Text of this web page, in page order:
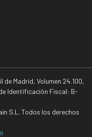
Madrid, Volumen 24.100,
Identificación Fiscal: B-
S.L. Todos los derechos